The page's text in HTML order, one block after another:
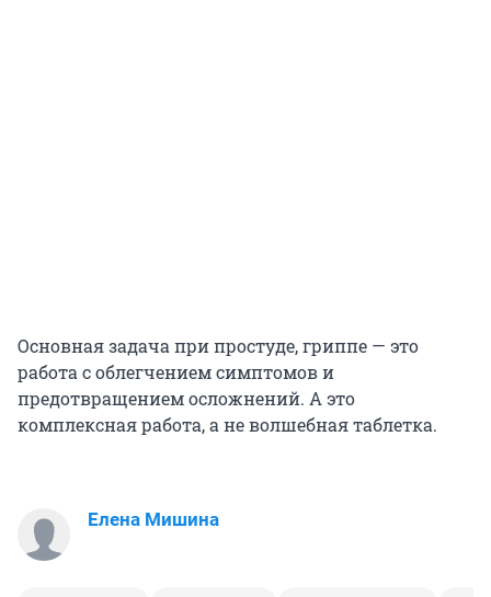
Основная задача при простуде, гриппе — это
работа с облегчением симптомов и
предотвращением осложнений. А это
комплексная работа, а не волшебная таблетка.
Елена Мишина